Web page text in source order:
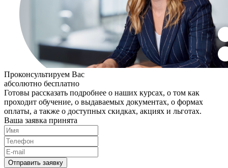
Проконсультируем Вас
абсолютно бесплатно
Готовы рассказать подробнее о наших курсах, о том как
проходит обучение, о выдаваемых документах, о формах
оплаты, а также о доступных скидках, акциях и льготах.
Ваша заявка принята